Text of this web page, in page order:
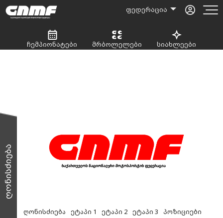
ფედერაცია
ჩემპიონატები მრბოლელები სიახლეები
ღონისძიება
ღონისძიება ეტაპი 1 ეტაპი 2 ეტაპი 3 პოზიციები